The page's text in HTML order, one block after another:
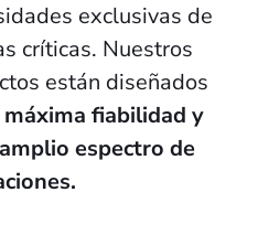
exclusivas de
críticas. Nuestros
están diseñados
fiabilidad y
espectro de